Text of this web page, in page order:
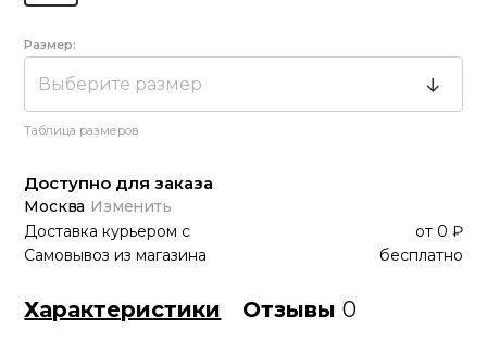
Размер:
Выберите размер
Таблица размеров
Доступно для заказа
Москва Изменить
Доставка курьером с от 0 ₽
Самовывоз из магазина
бесплатно
Характеристики Отзывы0